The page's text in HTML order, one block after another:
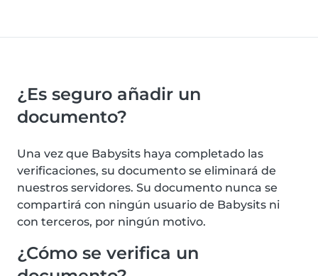
¿Es seguro añadir un
documento?
Una vez que Babysits haya completado las
verificaciones, su documento se eliminará de
nuestros servidores. Su documento nunca se
compartirá con ningún usuario de Babysits ni
con terceros, por ningún motivo.
¿Cómo se verifica un